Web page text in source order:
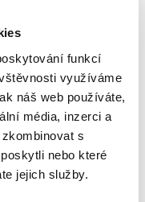
funkcí
využíváme
náš web používáte,
média, inzerci a
s
nebo které
jejich služby.
, Olga Pouperová